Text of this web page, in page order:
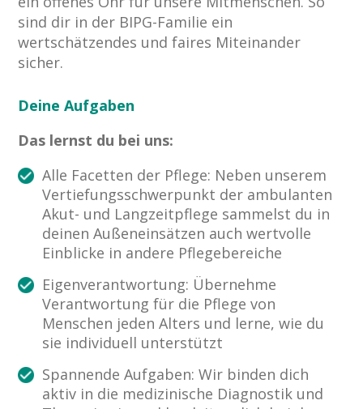
sind dir in der BIPG-Familie ein
wertschätzendes und faires Miteinander
sicher.
Deine Aufgaben
Das lernst du bei uns:
Alle Facetten der Pflege: Neben unserem
Vertiefungsschwerpunkt der ambulanten
Akut- und Langzeitpflege sammelst du in
deinen Außeneinsätzen auch wertvolle
Einblicke in andere Pflegebereiche
Eigenverantwortung: Übernehme
Verantwortung für die Pflege von
Menschen jeden Alters und lerne, wie du
sie individuell unterstützt
Spannende Aufgaben: Wir binden dich
aktiv in die medizinische Diagnostik und